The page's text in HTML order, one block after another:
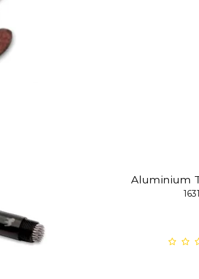
Aluminium